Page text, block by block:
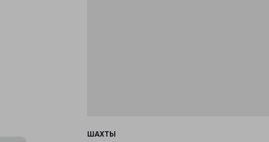
ШАХТЫ